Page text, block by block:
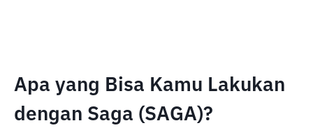
Apa yang Bisa Kamu Lakukan
dengan Saga (SAGA)?